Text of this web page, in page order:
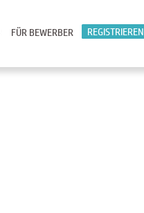
REGISTRIEREN
FÜR BEWERBER